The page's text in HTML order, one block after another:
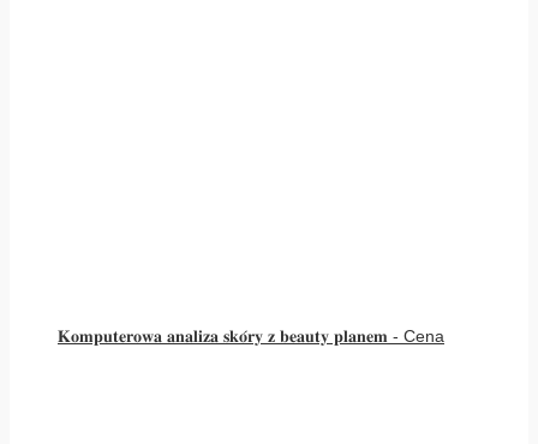
𝐊𝐨𝐦𝐩𝐮𝐭𝐞𝐫𝐨𝐰𝐚 𝐚𝐧𝐚𝐥𝐢𝐳𝐚 𝐬𝐤𝐨́𝐫𝐲 𝐳 𝐛𝐞𝐚𝐮𝐭𝐲 𝐩𝐥𝐚𝐧𝐞𝐦 - Cena